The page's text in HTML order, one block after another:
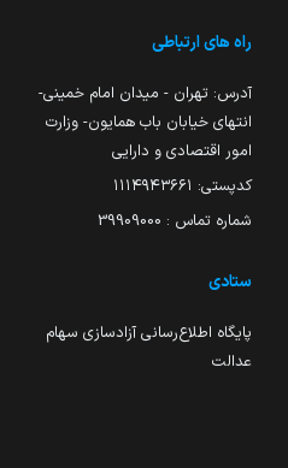
راه های ارتباطی
آدرس: تهران - میدان امام خمینی-
انتهای خیابان باب همایون- وزارت
امور اقتصادی و دارایی
کدپستی: ۱۱۱۴۹۴۳۶۶۱
شماره تماس : 39909000
ستادی
پایگاه اطلاع‌رسانی آزادسازی سهام
عدالت